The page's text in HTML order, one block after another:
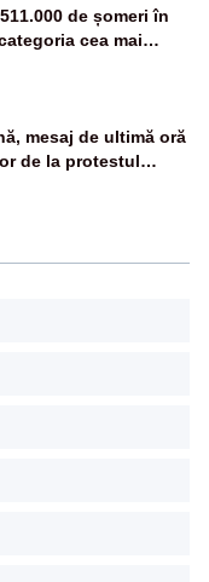
de șomeri în
cea mai
mesaj de ultimă oră
de la protestul